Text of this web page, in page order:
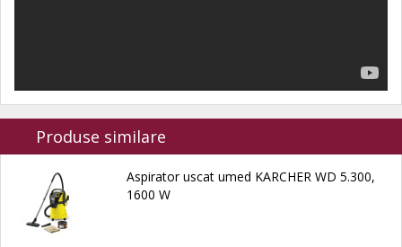
Produse similare
Aspirator uscat umed KARCHER WD 5.300,
1600 W